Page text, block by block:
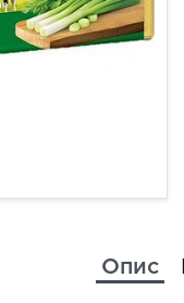
Опис